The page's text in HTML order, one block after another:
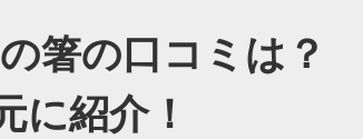
箸の口コミは？
に紹介！